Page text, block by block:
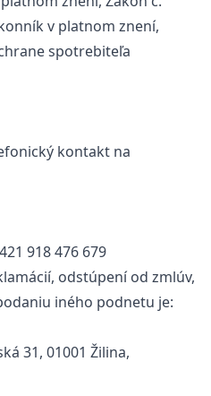
v platnom znení,
spotrebiteľa
kontakt na
918 476 679
odstúpení od zmlúv,
iného podnetu je:
31, 01001 Žilina,